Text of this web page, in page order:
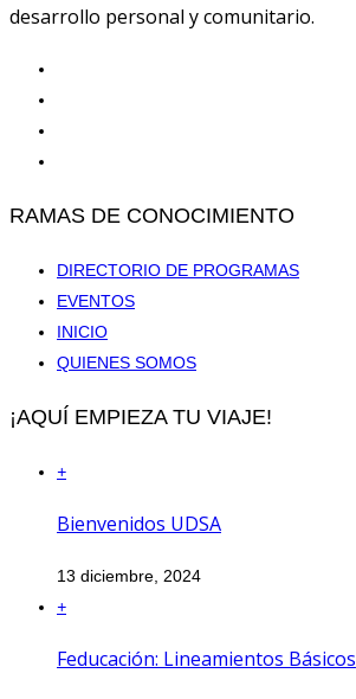
desarrollo personal y comunitario.
RAMAS DE CONOCIMIENTO
DIRECTORIO DE PROGRAMAS
EVENTOS
INICIO
QUIENES SOMOS
¡AQUÍ EMPIEZA TU VIAJE!
+
Bienvenidos UDSA
13 diciembre, 2024
+
Feducación: Lineamientos Básicos